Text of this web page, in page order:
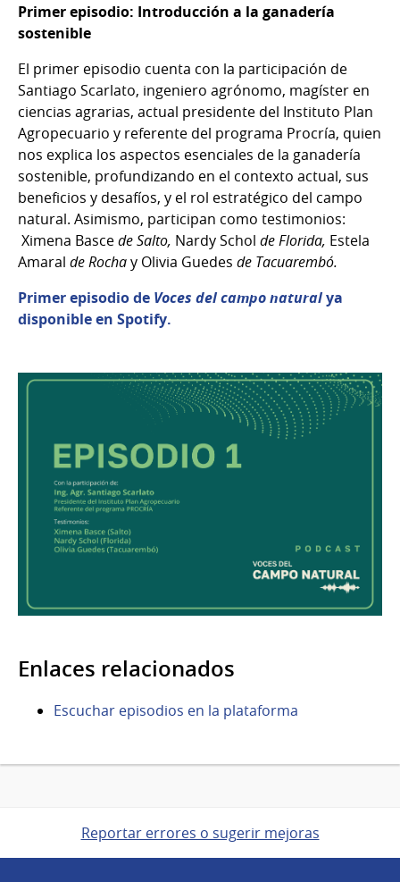
Primer episodio: Introducción a la ganadería
sostenible
El primer episodio cuenta con la participación de
Santiago Scarlato, ingeniero agrónomo, magíster en
ciencias agrarias, actual presidente del Instituto Plan
Agropecuario y referente del programa Procría, quien
nos explica los aspectos esenciales de la ganadería
sostenible, profundizando en el contexto actual, sus
beneficios y desafíos, y el rol estratégico del campo
natural. Asimismo, participan como testimonios:
Ximena Bascede Salto, Nardy Schol de Florida, Estela
Amaral de Rochay Olivia Guedes de Tacuarembó.
Primer episodio de Voces del campo naturalya
disponible en Spotify.
Enlaces relacionados
Escuchar episodios en la plataforma
Reportar errores o sugerir mejoras